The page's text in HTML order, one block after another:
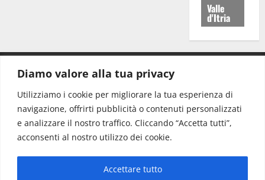
Diamo valore alla tua privacy
Utilizziamo i cookie per migliorare la tua esperienza di
navigazione, offrirti pubblicità o contenuti personalizzati
e analizzare il nostro traffico. Cliccando “Accetta tutti”,
acconsenti al nostro utilizzo dei cookie.
Accettare tutto
Valle
d'Itria
Redazione: redazione@www.martinasera.it
Direttore:direttore@www.martinasera.it
Info & Commerciale:info@www.martinasera.it